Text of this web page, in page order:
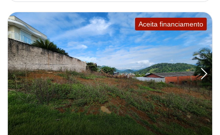
Aceita financiamento